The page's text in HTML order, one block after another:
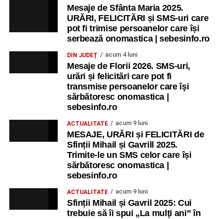
fiecare dintre noi să se bucure de clipele de trăire de pe
pământ și de veșnicia din în ceruri. Un Paște fericit!”
„Fie ca Sfintele Sărbători să ne facă viaţa mai frumoasă,
casa mai bogată şi masa îmbelșugată. Fie că Învierea
Mântuitorului să ne facă să aducem lumină, căldură şi
„În noaptea învierii, când clopotele bat, eu îţi doresc din
suflet «Hristos a înviat!»”
„Cu lumânări aprinse şi sufletul curat să spunem
împreună HRISTOS A ÎNVIAT!”
„Fie ca sfânta sărbătoare a învierii Domnului să vă aducă
cele patru taine divine: încredere, lumină, iubire, speranţă.
Un Paște fericit!”
„Învierea Domnului să-ți aducă în suflet bucurie și iubire.
Mesaje de Sfânta Maria 2025.
URĂRI, FELICITĂRI și SMS-uri care
pot fi trimise persoanelor care își
serbează onomastica | sebesinfo.ro
DIN JUDEȚ acum 4 luni
Mesaje de Florii 2026. SMS-uri,
urări și felicitări care pot fi
transmise persoanelor care îşi
sărbătoresc onomastica |
sebesinfo.ro
ACTUALITATE acum 9 luni
MESAJE, URĂRI și FELICITĂRI de
Sfinții Mihail și Gavrill 2025.
Trimite-le un SMS celor care își
sărbătoresc onomastica |
sebesinfo.ro
ACTUALITATE acum 9 luni
Sfinții Mihail și Gavril 2025: Cui
trebuie să îi spui „La mulţi ani” în